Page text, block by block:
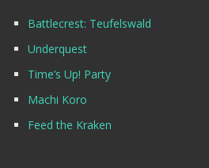
Battlecrest: Teufelswald
Underquest
Time’s Up! Party
Machi Koro
Feed the Kraken